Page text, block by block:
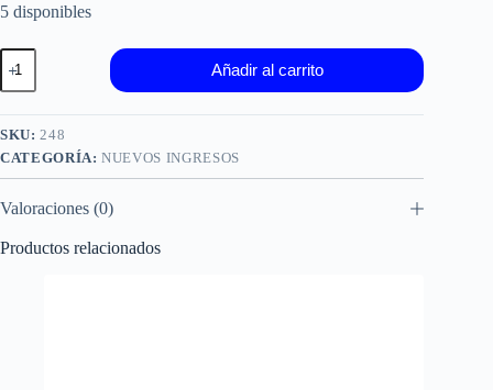
5 disponibles
Empaque
Completo
CG
250
Con
Valancero
VARILLERA
cantidad
Añadir al carrito
SKU: 248
CATEGORÍA:NUEVOS INGRESOS
Valoraciones (0)
Productos relacionados